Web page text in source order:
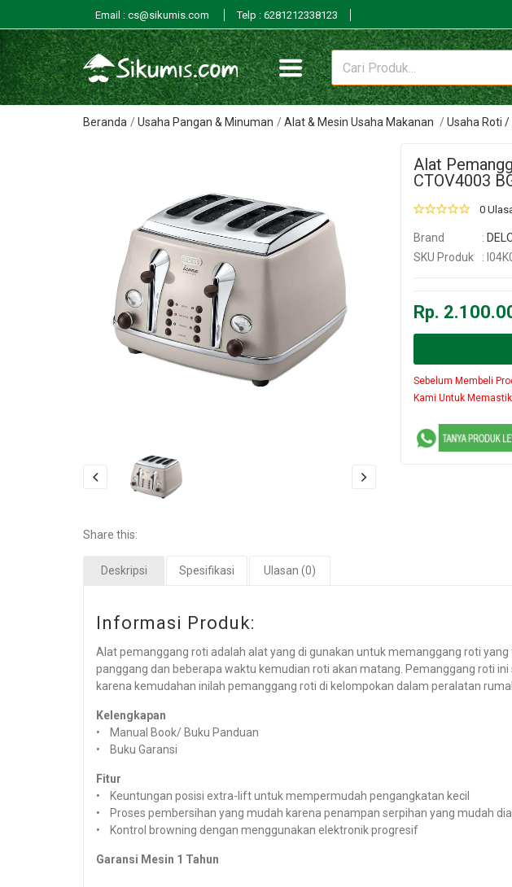
Email : cs@sikumis.com Telp : 6281212338123
Beranda Usaha Pangan & Minuman Alat & Mesin Usaha Makanan Usaha Roti /
Share this:
Alat
CTOV4003
0
Brand :
SKU Produk
:
Rp.
Sebelum Membeli
Kami Untuk
Deskripsi Spesifikasi Ulasan (0)
Informasi Produk:
Alat pemanggang roti adalah alat yang di gunakan untuk memanggang roti
panggang dan beberapa waktu kemudian roti akan matang. Pemanggang roti
karena kemudahan inilah pemanggang roti di kelompokan dalam peralatan
Kelengkapan
• Manual Book/ Buku Panduan
• Buku Garansi
Fitur
• Keuntungan posisi extra-lift untuk mempermudah pengangkatan kecil
• Proses pembersihan yang mudah karena penampan serpihan yang mudah
• Kontrol browning dengan menggunakan elektronik progresif
Garansi Mesin 1 Tahun